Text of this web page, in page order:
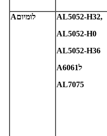
Aלומיום AL5052-H32,
AL5052-H0
AL5052-H36
A
ל6061
AL7075